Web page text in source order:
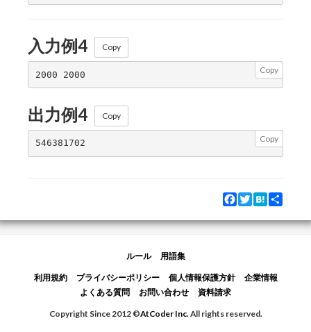
入力例4 Copy
Copy
出力例4 Copy
Copy
Facebook
Twitter
Hatena
ルール 用語集
利用規約 プライバシーポリシー 個人情報保護方針
企業情報
よくある質問
お問い合わせ 資料請求
Copyright Since 2012 ©AtCoder Inc. All rights reserved.